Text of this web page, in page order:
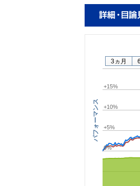
パフォーマンス
0%
+5%
+10%
+15%
3ヵ月